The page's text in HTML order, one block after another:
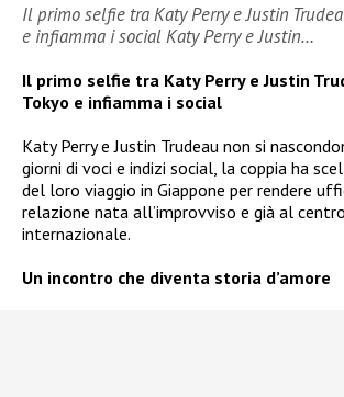
Il primo selfie tra Katy Perry e Justin
e infiamma i social Katy Perry e Justin…
Il primo selfie tra Katy Perry e Justin
Tokyo e infiamma i social
Katy Perry e Justin Trudeau non si
giorni di voci e indizi social, la coppia ha
del loro viaggio in Giappone per rendere
relazione nata all’improvviso e già al
internazionale.
Un incontro che diventa storia d’amore